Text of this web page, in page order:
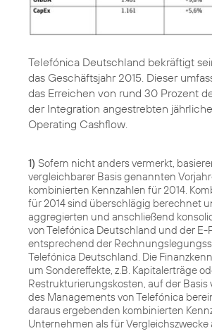
Telefónica Deutschland bekräftigt
das Geschäftsjahr 2015. Dieser
das Erreichen von rund 30 Prozent
der Integration angestrebten
Operating Cashflow.
1) Sofern nicht anders vermerkt,
vergleichbarer Basis genannten
kombinierten Kennzahlen für 2014.
für 2014 sind überschlägig berechnet
aggregierten und anschließend
von Telefónica Deutschland und der
entsprechend der
Telefónica Deutschland. Die
um Sondereffekte, z.B. Kapitalerträge
Restrukturierungskosten, auf der Basis
des Managements von Telefónica
daraus ergebenden kombinierten
Unternehmen als für